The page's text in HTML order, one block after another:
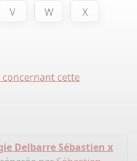
V W
X
cette
Delbarre Sébastien x